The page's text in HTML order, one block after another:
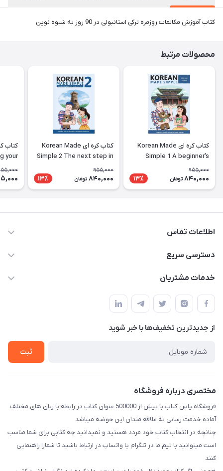
کتاب آموزش مکالمات روزمره ترکی استانبولی در 90 روز به شیوه نوین
محصولات مرتبط
کتاب کره ای Korean Made
Simple 1 A beginner's
guide to learning the
Korean language
955,000
840,000 تومان 13٪
کتاب کره ای Korean Made
Simple 2 The next step in
learning the Korean
language
955,000
840,000 تومان 13٪
your
the
اطلاعات تماس
09371742423
طبقه بالای دنیای لبنیات (مراجعه حضوری فقط در صورت هماهنگی
قبلی با شماره ۰۹۳۷۱۷۴۲۴۲۳ امکان پذیر است)
دسترسی سریع
حساب کاربری
لیست محصولات
درباره ما
خدمات مشتریان
قوانین و مقررات
حریم خصوصی
راهنما
از جدید‌ترین تخفیف‌ها با‌ خبر شوید
ثبت
مختصری درباره فروشگاه
فروشگاه یاس کتاب با بیش از 500000 عنوان کتاب در رابطه با زبان های مختلف
آماده خدمت رسانی به علاقه مندان این حوضه میباشد
چنانچه در انتخاب کتاب خود مردد هستید و نمیدانید چه کتابی برای شما مناسب
است میتوانید با تیم ما در تلگرام یا واتساپ در ارتباط باشید تا شما‌را راهنمایی
کنند